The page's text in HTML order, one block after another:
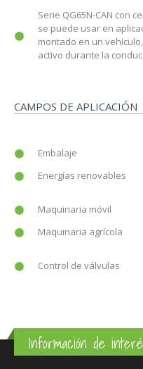
Serie QG65N-CAN con
se puede usar en
montado en un
activo durante la
CAMPOS DE APLICACIÓN
Embalaje
Energías renovables
Maquinaria móvil
Maquinaria agrícola
Control de válvulas
Información de